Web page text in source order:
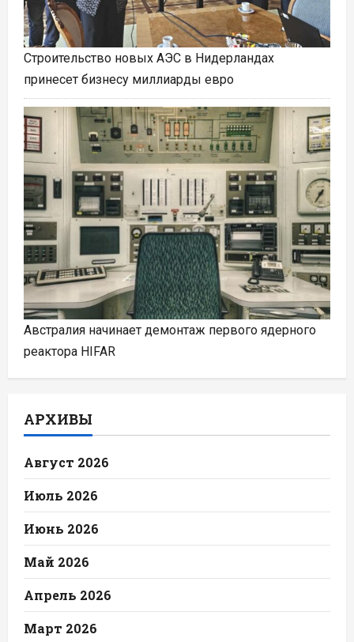
Строительство новых АЭС в Нидерландах
принесет бизнесу миллиарды евро
Австралия начинает демонтаж первого ядерного
реактора HIFAR
АРХИВЫ
Август 2026
Июль 2026
Июнь 2026
Май 2026
Апрель 2026
Март 2026